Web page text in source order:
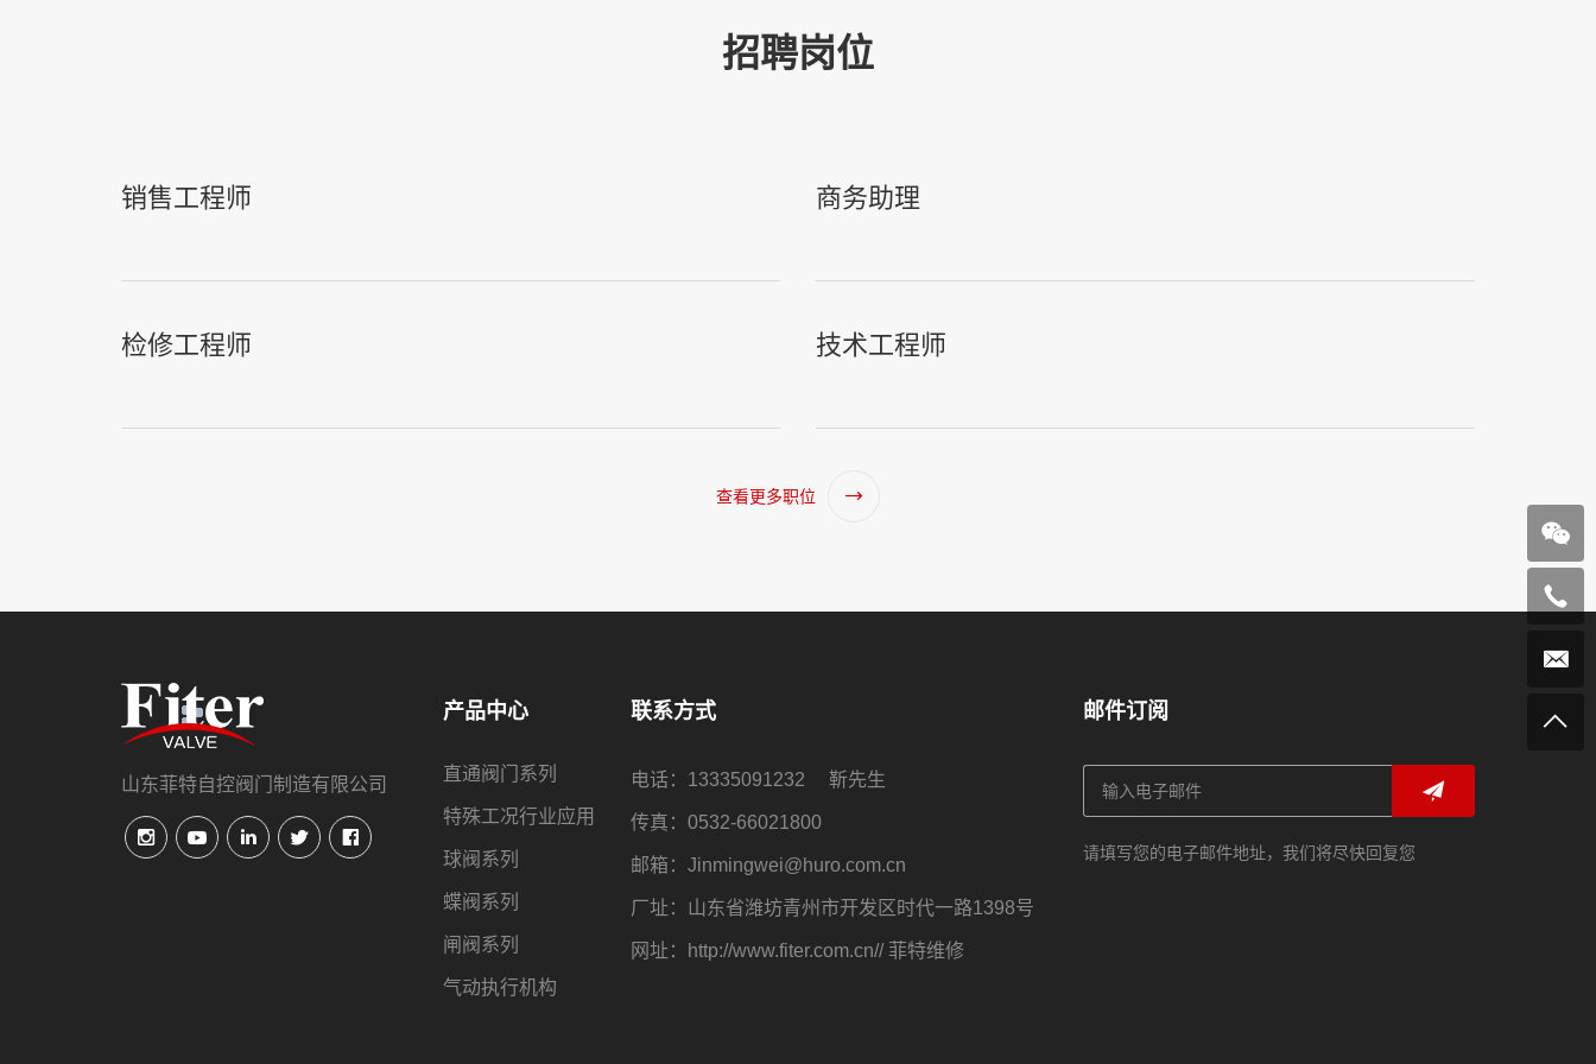
招聘岗位
销售工程师 商务助理
检修工程师 技术工程师
查看更多职位
山东菲特自控阀门制造有限公司
产品中心
直通阀门系列
特殊工况行业应用
球阀系列
蝶阀系列
闸阀系列
气动执行机构
联系方式
电话： 13335091232 靳先生
传真：0532-66021800
邮箱：Jinmingwei@huro.com.cn
厂址：山东省潍坊青州市开发区时代一路1398号
网址： http://www.fiter.com.cn//菲特维修
邮件订阅
请填写您的电子邮件地址，我们将尽快回复您